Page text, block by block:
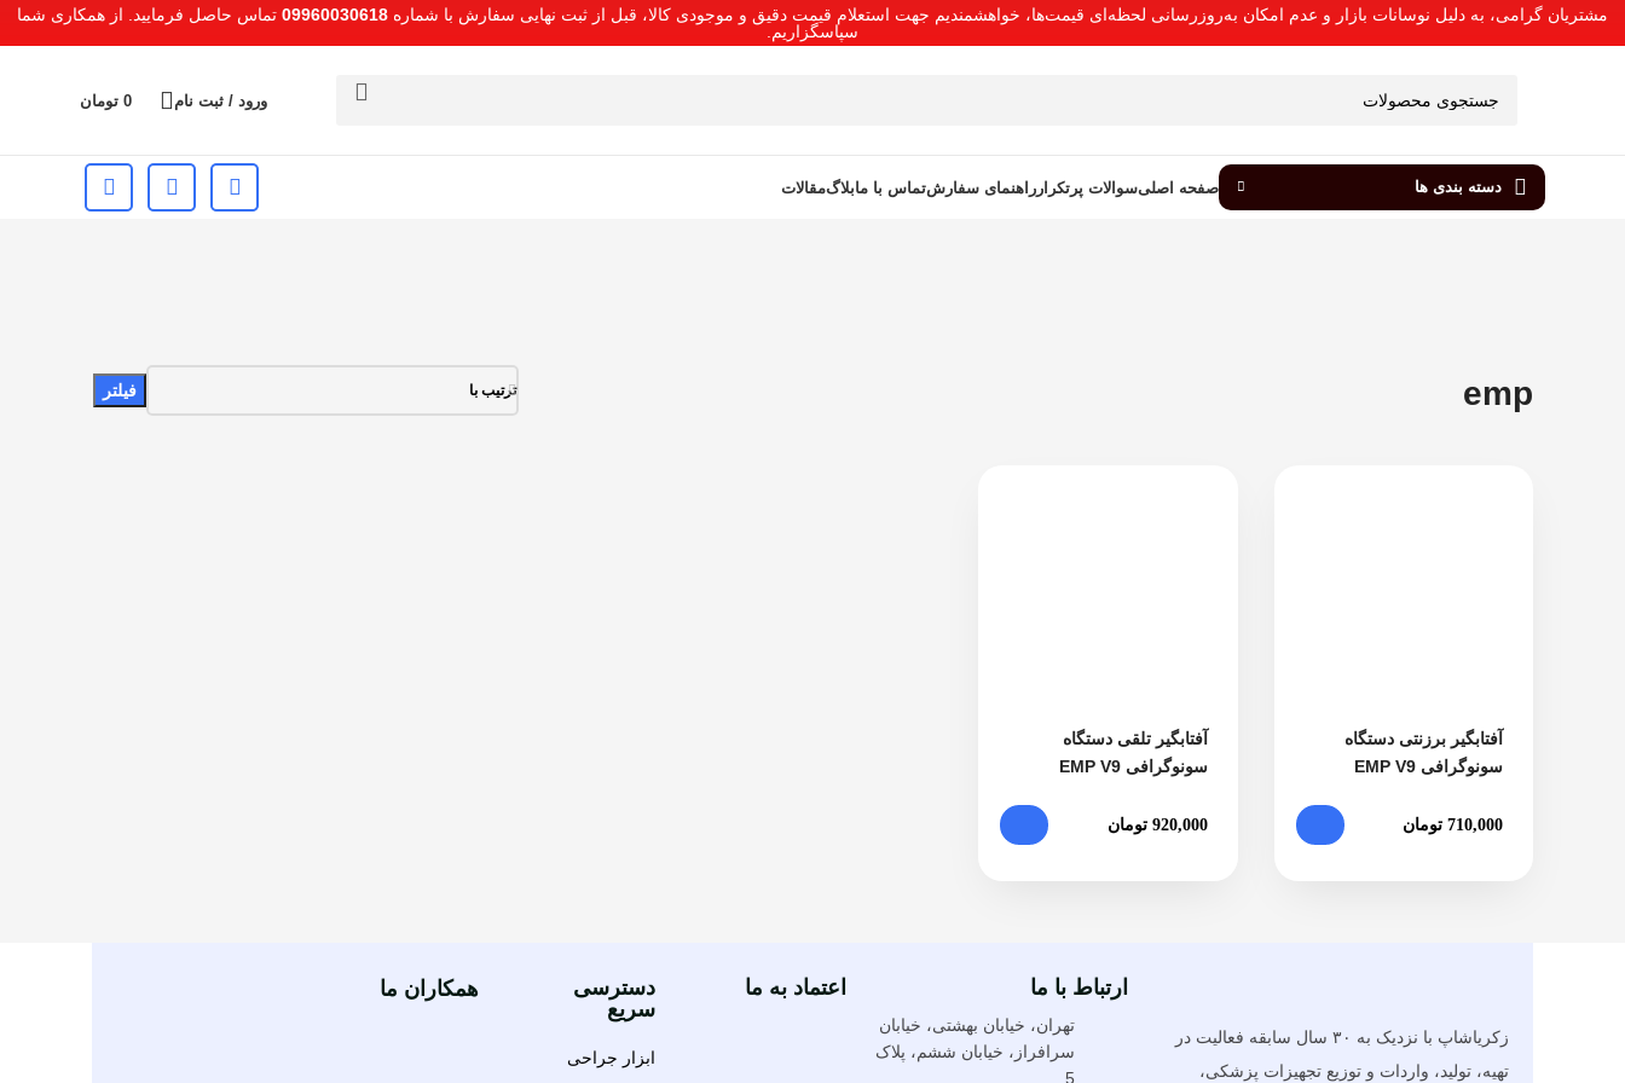
مشتریان گرامی، به دلیل نوسانات بازار و عدم امکان به‌روزرسانی لحظه‌ای قیمت‌ها، خواهشمندیم جهت استعلام قیمت دقیق و موجودی کالا، قبل از ثبت نهایی سفارش با شماره 09960030618 تماس حاصل فرمایید. از همکاری شما
سپاسگزاریم.
ورود / ثبت نام 0 تومان
دسته بندی ها صفحه اصلیسوالات پرتکرار راهنمای سفارشتماس با مابلاگمقالات
emp ترتیب با فیلتر
آفتابگیر برزنتی دستگاه
سونوگرافی EMP V9
710,000 تومان
آفتابگیر تلقی دستگاه
سونوگرافی EMP V9
920,000 تومان
زکریاشاپ با نزدیک به ۳۰ سال سابقه فعالیت در
تهیه، تولید، واردات و توزیع تجهیزات پزشکی،
ارتباط با ما
تهران، خیابان بهشتی، خیابان
سرافراز، خیابان ششم، پلاک
5
اعتماد به ما
دسترسی
سریع
ابزار جراحی
همکاران ما